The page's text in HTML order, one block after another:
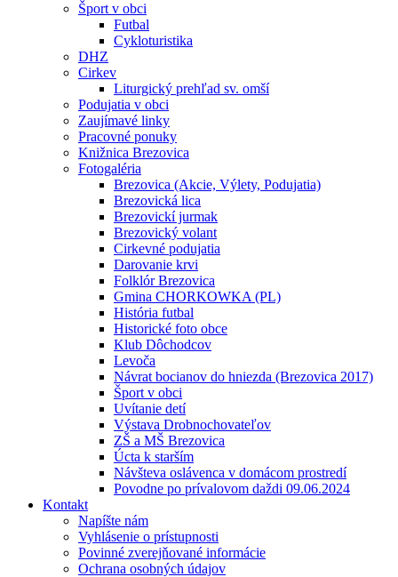
Šport v obci
Futbal
Cykloturistika
DHZ
Cirkev
Liturgický prehľad sv. omší
Podujatia v obci
Zaujímavé linky
Pracovné ponuky
Knižnica Brezovica
Fotogaléria
Brezovica (Akcie, Výlety, Podujatia)
Brezovická lica
Brezovickí jurmak
Brezovický volant
Cirkevné podujatia
Darovanie krvi
Folklór Brezovica
Gmina CHORKOWKA (PL)
História futbal
Historické foto obce
Klub Dôchodcov
Levoča
Návrat bocianov do hniezda (Brezovica 2017)
Šport v obci
Uvítanie detí
Výstava Drobnochovateľov
ZŠ a MŠ Brezovica
Úcta k starším
Návšteva oslávenca v domácom prostredí
Povodne po prívalovom daždi 09.06.2024
Kontakt
Napíšte nám
Vyhlásenie o prístupnosti
Povinné zverejňované informácie
Ochrana osobných údajov